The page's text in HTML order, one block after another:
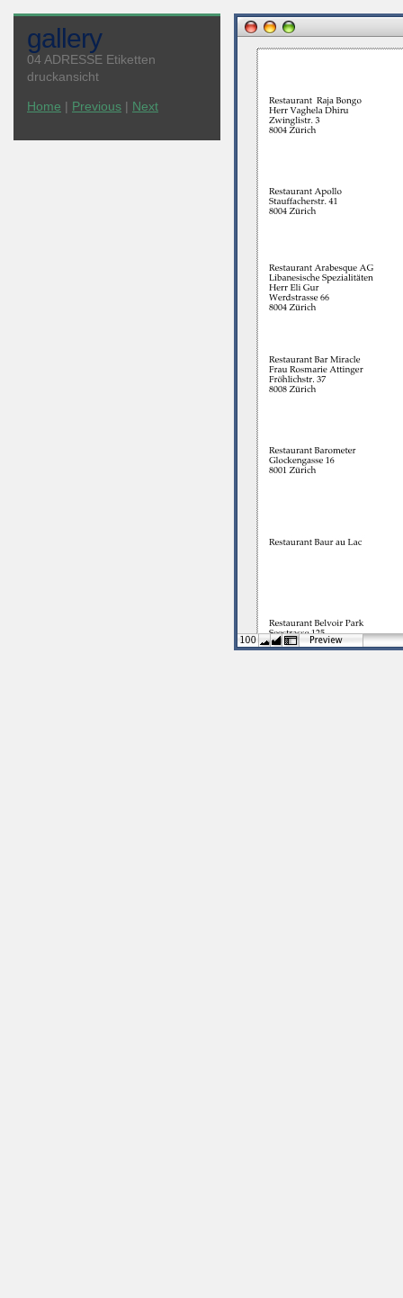
gallery
04 ADRESSE Etiketten
druckansicht
Home | Previous | Next